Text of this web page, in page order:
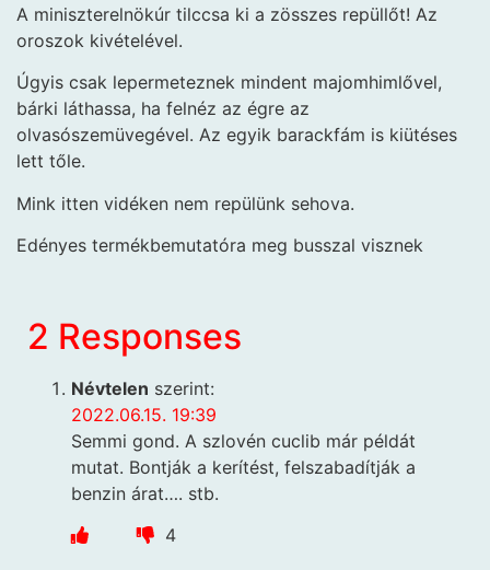
A miniszterelnökúr tilccsa ki a zösszes repüllőt! Az
oroszok kivételével.
Úgyis csak lepermeteznek mindent majomhimlővel,
bárki láthassa, ha felnéz az égre az
olvasószemüvegével. Az egyik barackfám is kiütéses
lett tőle.
Mink itten vidéken nem repülünk sehova.
Edényes termékbemutatóra meg busszal visznek
2 Responses
Névtelen szerint:
2022.06.15. 19:39
Semmi gond. A szlovén cuclib már példát
mutat. Bontják a kerítést, felszabadítják a
benzin árat…. stb.
4